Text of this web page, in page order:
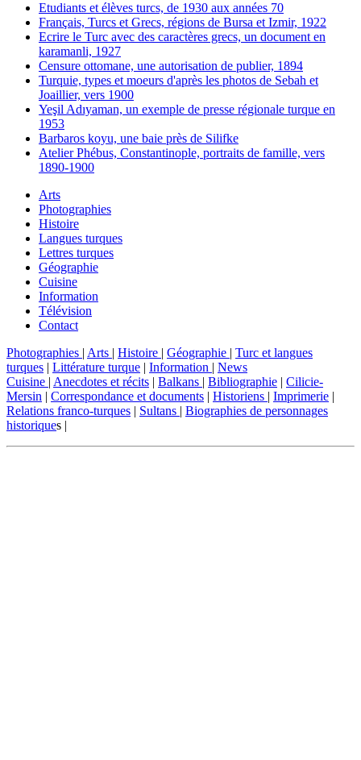
Etudiants et élèves turcs, de 1930 aux années 70
Français, Turcs et Grecs, régions de Bursa et Izmir, 1922
Ecrire le Turc avec des caractères grecs, un document en
karamanli, 1927
Censure ottomane, une autorisation de publier, 1894
Turquie, types et moeurs d'après les photos de Sebah et
Joaillier, vers 1900
Yeşil Adıyaman, un exemple de presse régionale turque en
1953
Barbaros koyu, une baie près de Silifke
Atelier Phébus, Constantinople, portraits de famille, vers
1890-1900
Arts
Photographies
Histoire
Langues turques
Lettres turques
Géographie
Cuisine
Information
Télévision
Contact
Photographies | Arts | Histoire | Géographie | Turc et langues
turques | Littérature turque | Information | News
Cuisine | Anecdotes et récits | Balkans | Bibliographie | Cilicie-
Mersin | Correspondance et documents | Historiens | Imprimerie |
Relations franco-turques | Sultans | Biographies de personnages
historiques |